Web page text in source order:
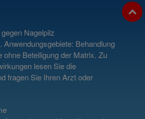
Nagelpilz
Behandlung
Beteiligung der Matrix. Zu
lesen Sie die
fragen Sie Ihren Arzt oder